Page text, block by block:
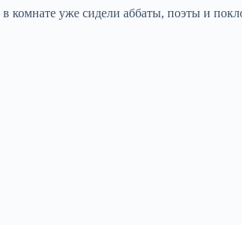
уже сидели аббаты, поэты и